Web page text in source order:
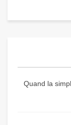
Quand la